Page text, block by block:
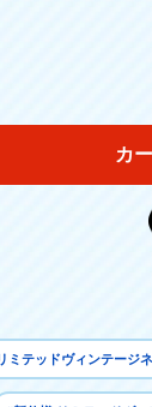
カ
ミテッドヴィンテージ